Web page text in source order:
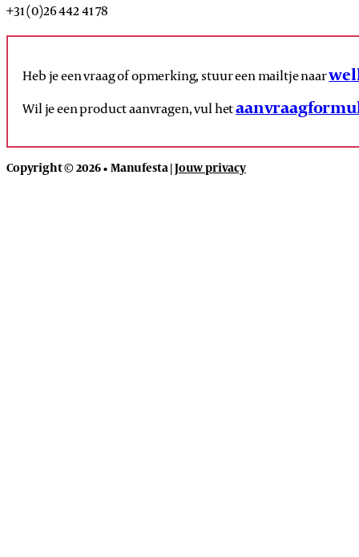
+31 (0)26 442 41 78
Heb je een vraag of opmerking, stuur een mailtje naar
Wil je een product aanvragen, vul het
Copyright © 2026 • Manufesta |Jouw privacy